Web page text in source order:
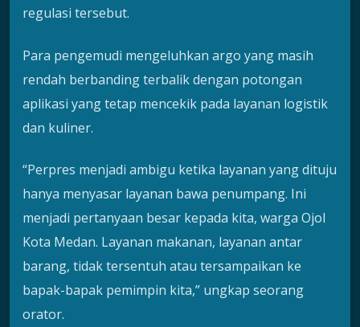
regulasi tersebut.
Para pengemudi mengeluhkan argo yang masih
rendah berbanding terbalik dengan potongan
aplikasi yang tetap mencekik pada layanan logistik
dan kuliner.
“Perpres menjadi ambigu ketika layanan yang dituju
hanya menyasar layanan bawa penumpang. Ini
menjadi pertanyaan besar kepada kita, warga Ojol
Kota Medan. Layanan makanan, layanan antar
barang, tidak tersentuh atau tersampaikan ke
bapak-bapak pemimpin kita,” ungkap seorang
orator.